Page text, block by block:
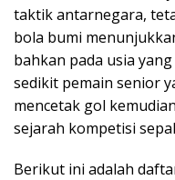
taktik antarnegara,
bola bumi
bahkan pada usia
sedikit pemain senior
mencetak gol
sejarah kompetisi
Berikut ini adalah